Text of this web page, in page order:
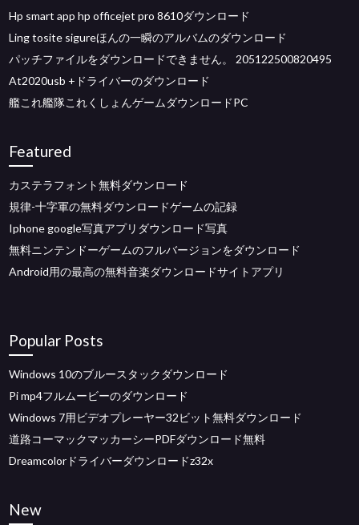
Hp smart app hp officejet pro 8610ダウンロード
Ling tosite sigureほんの一瞬のアルバムのダウンロード
パッチファイルをダウンロードできません。 205122500820495
At2020usb +ドライバーのダウンロード
艦これ艦隊これくしょんゲームダウンロードPC
Featured
カステラフォント無料ダウンロード
規律-十字軍の無料ダウンロードゲームの記録
Iphone google写真アプリダウンロード写真
無料ニンテンドーゲームのフルバージョンをダウンロード
Android用の最高の無料音楽ダウンロードサイトアプリ
Popular Posts
Windows 10のブルースタックダウンロード
Pi mp4フルムービーのダウンロード
Windows 7用ビデオプレーヤー32ビット無料ダウンロード
道路コーマックマッカーシーPDFダウンロード無料
Dreamcolorドライバーダウンロードz32x
New